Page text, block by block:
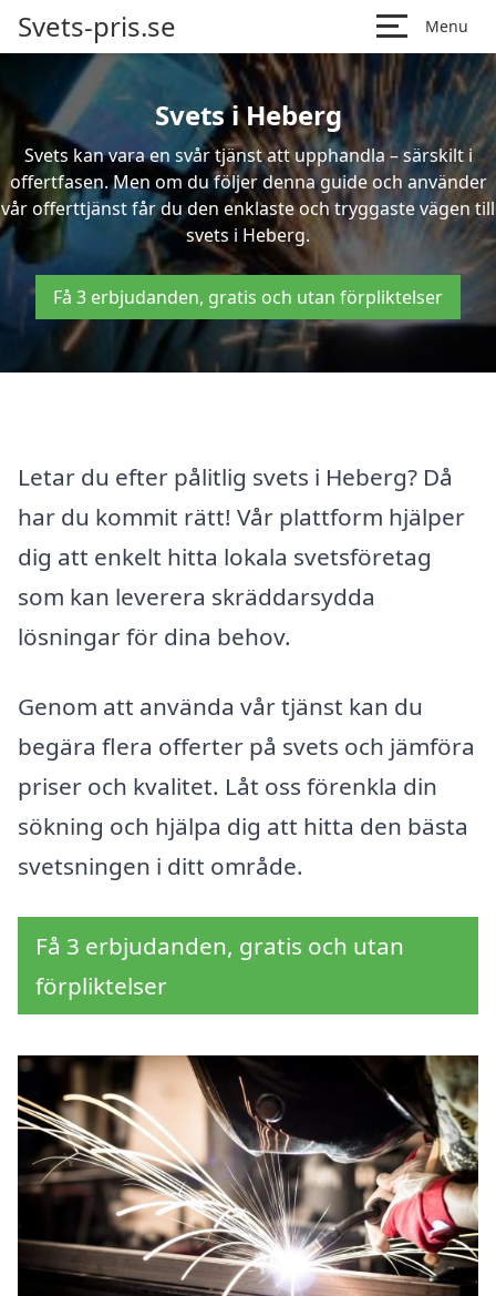
Svets-pris.se Menu
Svets i Heberg
Svets kan vara en svår tjänst att upphandla – särskilt i
offertfasen. Men om du följer denna guide och använder
vår offerttjänst får du den enklaste och tryggaste vägen till
svets i Heberg.
Få 3 erbjudanden, gratis och utan förpliktelser
Letar du efter pålitlig svets i Heberg? Då
har du kommit rätt! Vår plattform hjälper
dig att enkelt hitta lokala svetsföretag
som kan leverera skräddarsydda
lösningar för dina behov.
Genom att använda vår tjänst kan du
begära flera offerter på svets och jämföra
priser och kvalitet. Låt oss förenkla din
sökning och hjälpa dig att hitta den bästa
svetsningen i ditt område.
Få 3 erbjudanden, gratis och utan
förpliktelser